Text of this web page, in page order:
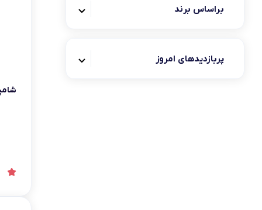
شامپو بدن آردن هرباسنس
براساس برند
پربازدیدهای امروز